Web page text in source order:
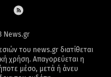
News.gr
του news.gr διατίθεται
χρήση. Απαγορεύεται η
μέσο, μετά ή άνευ